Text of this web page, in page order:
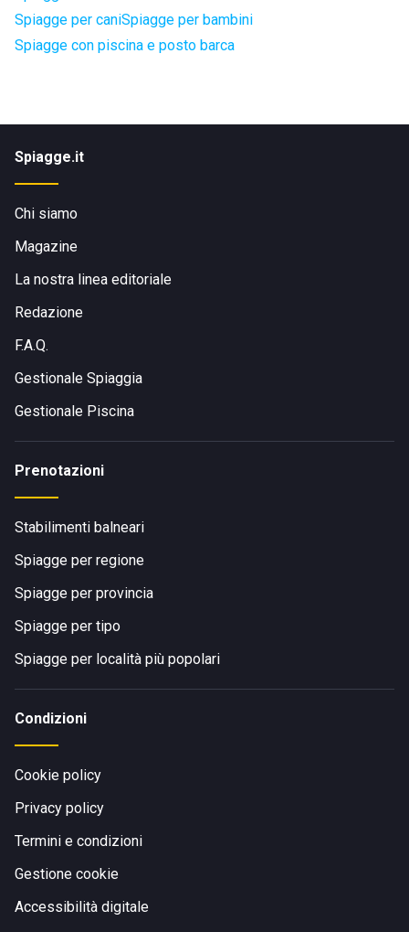
Spiagge per caniSpiagge per bambini
Spiagge con piscina e posto barca
Spiagge.it
Chi siamo
Magazine
La nostra linea editoriale
Redazione
F.A.Q.
Gestionale Spiaggia
Gestionale Piscina
Prenotazioni
Stabilimenti balneari
Spiagge per regione
Spiagge per provincia
Spiagge per tipo
Spiagge per località più popolari
Condizioni
Cookie policy
Privacy policy
Termini e condizioni
Gestione cookie
Accessibilità digitale